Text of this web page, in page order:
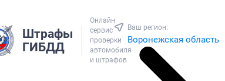
Штрафы
ГИБДД
Онлайн
сервис
проверки
автомобиля
и штрафов
Ваш регион:
Воронежская область